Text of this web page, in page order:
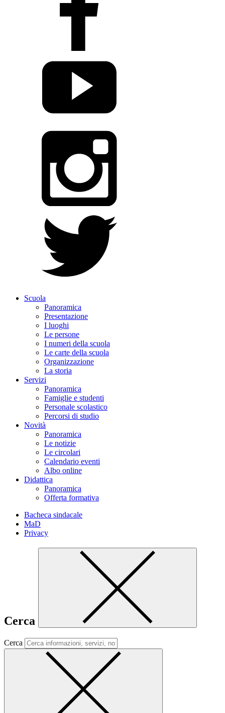
Scuola
Panoramica
Presentazione
I luoghi
Le persone
I numeri della scuola
Le carte della scuola
Organizzazione
La storia
Servizi
Panoramica
Famiglie e studenti
Personale scolastico
Percorsi di studio
Novità
Panoramica
Le notizie
Le circolari
Calendario eventi
Albo online
Didattica
Panoramica
Offerta formativa
Bacheca sindacale
MaD
Privacy
Cerca
Cerca